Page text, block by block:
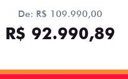
De: R$ 109.990,00
R$ 92.990,89